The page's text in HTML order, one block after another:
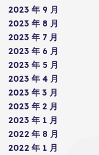
2023 年 9 月
2023 年 8 月
2023 年 7 月
2023 年 6 月
2023 年 5 月
2023 年 4 月
2023 年 3 月
2023 年 2 月
2023 年 1 月
2022 年 8 月
2022 年 1 月